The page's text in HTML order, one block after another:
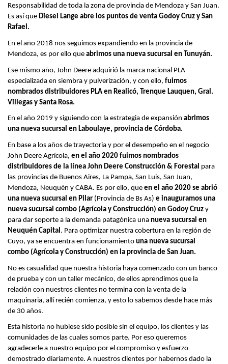
Responsabilidad de toda la zona de provincia de Mendoza y San Juan.
Es así que Diesel Lange abre los puntos de venta Godoy Cruz y San
Rafael.
En el año 2018 nos seguimos expandiendo en la provincia de
Mendoza, es por ello que abrimos una nueva sucursal en Tunuyán.
Ese mismo año, John Deere adquirió la marca nacional PLA
especializada en siembra y pulverización, y con ello, fuimos
nombrados distribuidores PLA en Realicó, Trenque Lauquen, Gral.
Villegas y Santa Rosa.
En el año 2019 y siguiendo con la estrategia de expansión abrimos
una nueva sucursal en Laboulaye, provincia de Córdoba.
En base a los años de trayectoria y por el desempeño en el negocio
John Deere Agrícola, en el año 2020 fuimos nombrados
distribuidores de la línea John Deere Construcción & Forestal para
las provincias de Buenos Aires, La Pampa, San Luis, San Juan,
Mendoza, Neuquén y CABA. Es por ello, que en el año 2020 se abrió
una nueva sucursal en Pilar (Provincia de Bs As) e inauguramos una
nueva sucursal combo (Agrícola y Construcción) en Godoy Cruz y
para dar soporte a la demanda patagónica una nueva sucursal en
Neuquén Capital. Para optimizar nuestra cobertura en la región de
Cuyo, ya se encuentra en funcionamiento una nueva sucursal
combo (Agrícola y Construcción) en la provincia de San Juan.
No es casualidad que nuestra historia haya comenzado con un banco
de prueba y con un taller mecánico, de ellos aprendimos que la
relación con nuestros clientes no termina con la venta de la
maquinaria, allí recién comienza, y esto lo sabemos desde hace más
de 30 años.
Esta historia no hubiese sido posible sin el equipo, los clientes y las
comunidades de las cuales somos parte. Por eso queremos
agradecerle a nuestro equipo por el compromiso y esfuerzo
demostrado diariamente. A nuestros clientes por habernos dado la